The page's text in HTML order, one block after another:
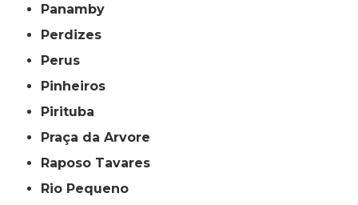
Panamby
Perdizes
Perus
Pinheiros
Pirituba
Praça da Arvore
Raposo Tavares
Rio Pequeno